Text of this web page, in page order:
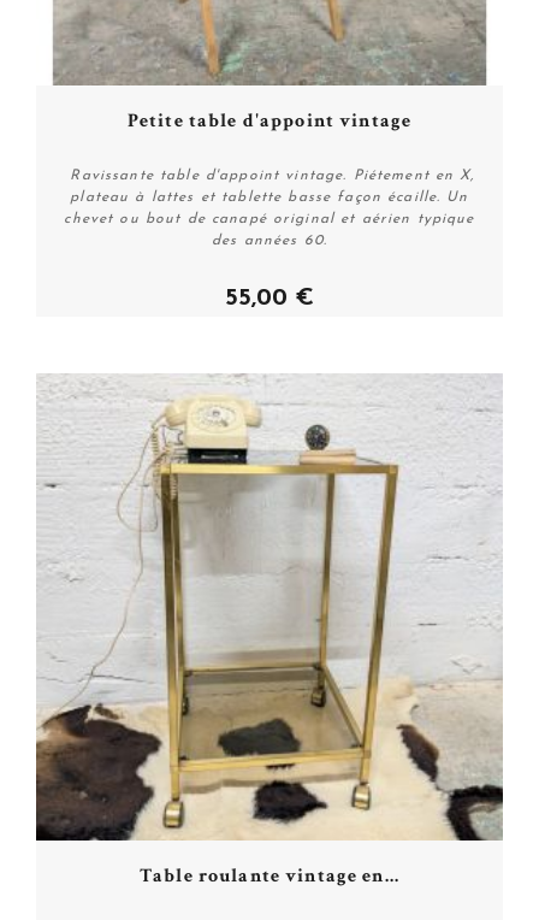
Acheter
Petite table d'appoint vintage
Ravissante table d'appoint vintage. Piétement en X,
plateau à lattes et tablette basse façon écaille. Un
chevet ou bout de canapé original et aérien typique
des années 60.
55,00 €
Table roulante vintage en...